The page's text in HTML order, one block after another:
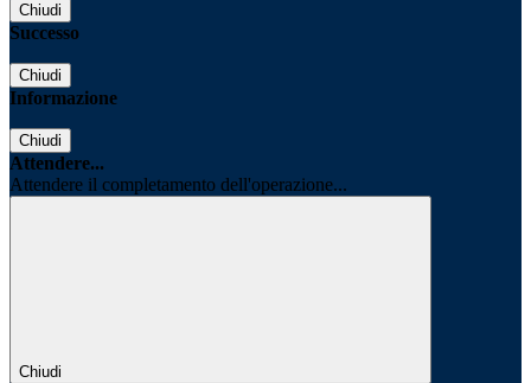
Chiudi
Successo
Chiudi
Informazione
Chiudi
Attendere...
Attendere il completamento dell'operazione...
Chiudi